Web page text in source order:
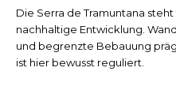
Die Serra de Tramuntana
nachhaltige Entwicklung.
und begrenzte Bebauung
ist hier bewusst reguliert.